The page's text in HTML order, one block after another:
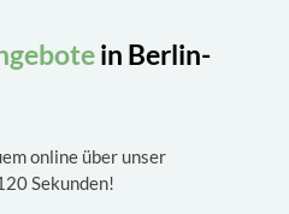
in Berlin-
online über unser
Sekunden!